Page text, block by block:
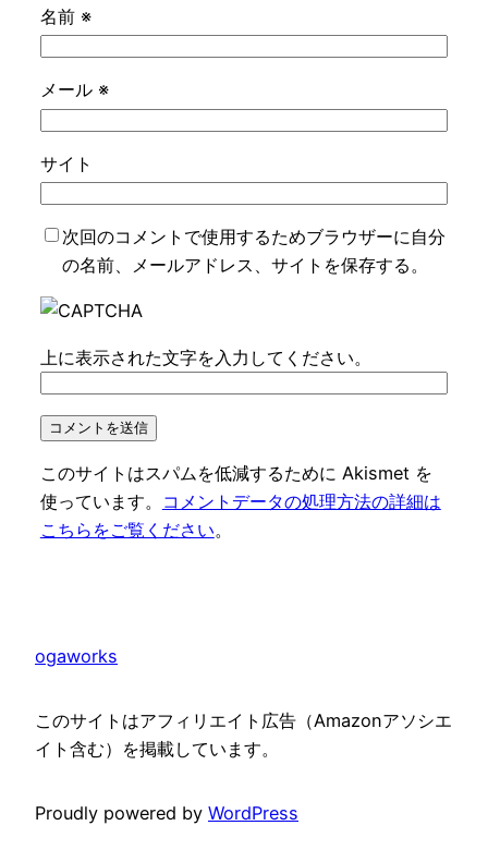
名前 ※
メール ※
サイト
次回のコメントで使用するためブラウザーに自分
の名前、メールアドレス、サイトを保存する。
上に表示された文字を入力してください。
このサイトはスパムを低減するために Akismet を
使っています。
コメントデータの処理方法の詳細は
こちらをご覧ください。
ogaworks
このサイトはアフィリエイト広告（Amazonアソシエ
イト含む）を掲載しています。
Proudly powered by WordPress